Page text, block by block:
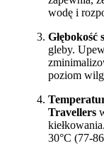
wodę i
Głębokość
gleby.
poziom
Travellers
30°C (77-